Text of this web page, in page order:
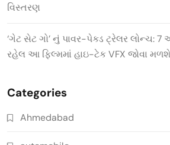
વિસ્તરણ
‘ગેટ સેટ ગો’ નું પાવર-પેક્ડ ટ્રેલર લોન્ચ:
રહેલ આ ફિલ્મમાં હાઇ-ટેક VFX જોવા મળશે
Categories
Ahmedabad